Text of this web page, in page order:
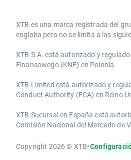
​​XTB es una marca registrada del
engloba pero no se limita a las
XTB S.A.​ está autorizado y
Finansowego (KNF) ​en Polonia.
XTB Limited ​está autorizado y
Conduct Authority ​(FCA) en ​​Reino
XTB Sucursal en España está
Comisión Nacional del Mercado de
Copyright 2026 © XTB•